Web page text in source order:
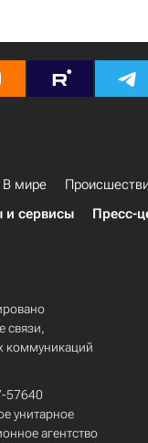
В мире
и сервисы Пресс-
связи,
коммуникаций
57640
унитарное
агентство